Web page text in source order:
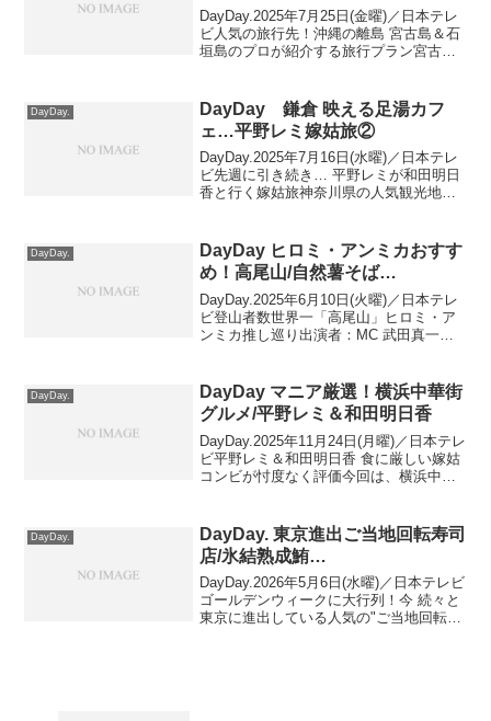
DayDay.2025年7月25日(金曜)／日本テレ
ビ人気の旅行先！沖縄の離島 宮古島＆石
垣島のプロが紹介する旅行プラン宮古島
山里亮太、黒田みゆアナ、のっち夫...
DayDay.
DayDay 鎌倉 映える足湯カフ
ェ…平野レミ嫁姑旅②
DayDay.2025年7月16日(水曜)／日本テレ
ビ先週に引き続き… 平野レミが和田明日
香と行く嫁姑旅神奈川県の人気観光地・
平野レミ嫁姑旅平野レミ＆和田明日...
DayDay.
DayDay ヒロミ・アンミカおすす
め！高尾山/自然薯そば…
DayDay.2025年6月10日(火曜)／日本テレ
ビ登山者数世界一「高尾山」ヒロミ・ア
ンミカ推し巡り出演者：MC 武田真一、
カ …ヒロミ・アンミカおすすめ！高
尾山■ ...
DayDay.
DayDay マニア厳選！横浜中華街
グルメ/平野レミ＆和田明日香
DayDay.2025年11月24日(月曜)／日本テレ
ビ平野レミ＆和田明日香 食に厳しい嫁姑
コンビが忖度なく評価今回は、横浜中華
DayDay.「横浜駅近グルメ／溶岩パス...
DayDay.
DayDay. 東京進出ご当地回転寿司
店/氷結熟成鮪…
DayDay.2026年5月6日(水曜)／日本テレビ
ゴールデンウィークに大行列！今 続々と
東京に進出している人気の"ご当地回転寿